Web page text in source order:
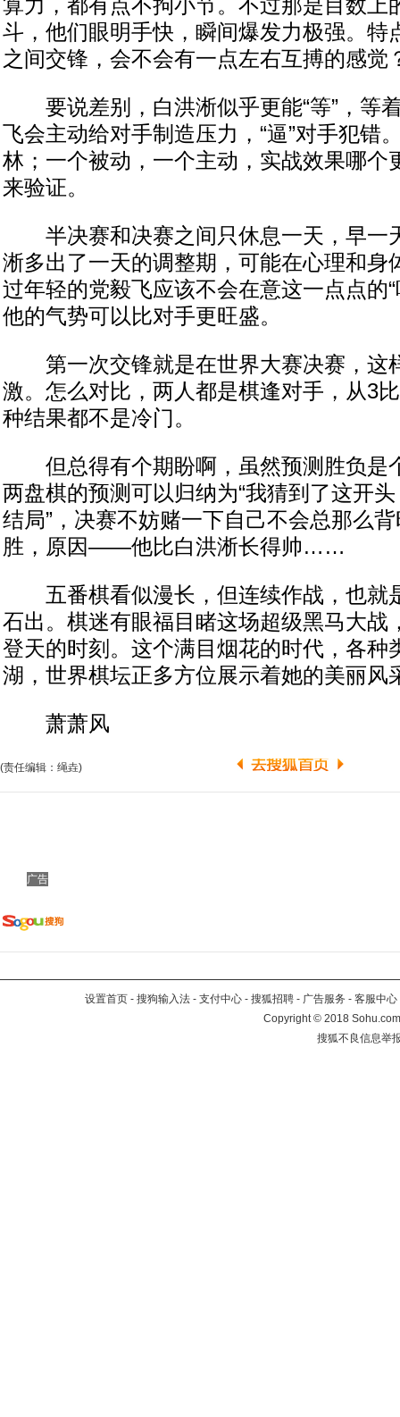
算力，都有点不拘小节。不过那是目数上
斗，他们眼明手快，瞬间爆发力极强。特
之间交锋，会不会有一点左右互搏的感觉
要说差别，白洪淅似乎更能“等”，等
飞会主动给对手制造压力，“逼”对手犯错
林；一个被动，一个主动，实战效果哪个
来验证。
半决赛和决赛之间只休息一天，早一
淅多出了一天的调整期，可能在心理和身
过年轻的党毅飞应该不会在意这一点点的
他的气势可以比对手更旺盛。
第一次交锋就是在世界大赛决赛，这
激。怎么对比，两人都是棋逢对手，从3
种结果都不是冷门。
但总得有个期盼啊，虽然预测胜负是
两盘棋的预测可以归纳为“我猜到了这开
结局”，决赛不妨赌一下自己不会总那么
胜，原因——他比白洪淅长得帅……
五番棋看似漫长，但连续作战，也就
石出。棋迷有眼福目睹这场超级黑马大战
登天的时刻。这个满目烟花的时代，各种
湖，世界棋坛正多方位展示着她的美丽风
萧萧风
(责任编辑：绳垚)
广告
设置首页 - 搜狗输入法 - 支付中心 - 搜狐招聘 - 广告服务 - 客服中心
Copyright©2018
搜狐不良信息举